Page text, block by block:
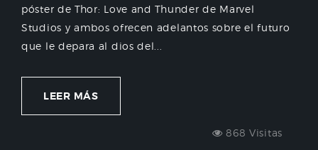
póster de Thor: Love and Thunder de Marvel
Studios y ambos ofrecen adelantos sobre el futuro
que le depara al dios del...
LEER MÁS
868 Visitas